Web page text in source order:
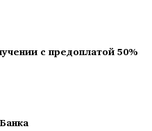
с предоплатой 50%